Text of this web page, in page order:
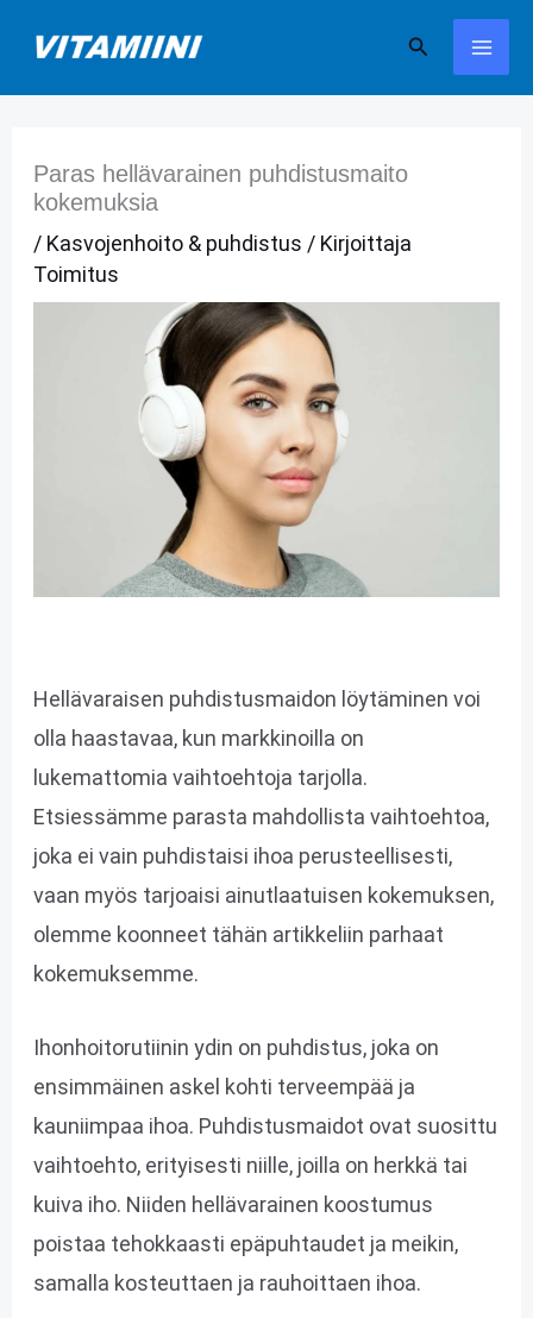
sisältöön
Hae
Paras hellävarainen puhdistusmaito
kokemuksia
/ Kasvojenhoito & puhdistus / Kirjoittaja
Toimitus
Hellävaraisen puhdistusmaidon löytäminen voi
olla haastavaa, kun markkinoilla on
lukemattomia vaihtoehtoja tarjolla.
Etsiessämme parasta mahdollista vaihtoehtoa,
joka ei vain puhdistaisi ihoa perusteellisesti,
vaan myös tarjoaisi ainutlaatuisen kokemuksen,
olemme koonneet tähän artikkeliin parhaat
kokemuksemme.
Ihonhoitorutiinin ydin on puhdistus, joka on
ensimmäinen askel kohti terveempää ja
kauniimpaa ihoa. Puhdistusmaidot ovat suosittu
vaihtoehto, erityisesti niille, joilla on herkkä tai
kuiva iho. Niiden hellävarainen koostumus
poistaa tehokkaasti epäpuhtaudet ja meikin,
samalla kosteuttaen ja rauhoittaen ihoa.